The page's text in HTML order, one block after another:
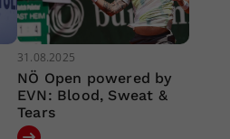
31.08.2025
NÖ Open powered by
EVN: Blood, Sweat &
Tears